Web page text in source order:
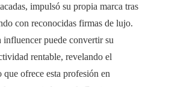
impulsó su propia marca tras
con reconocidas firmas de lujo.
puede convertir su
rentable, revelando el
ofrece esta profesión en